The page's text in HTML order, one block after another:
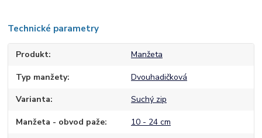
Technické parametry
Produkt Manžeta
Typ manžety Dvouhadičková
Varianta Suchý zip
Manžeta - obvod paže 10 - 24 cm